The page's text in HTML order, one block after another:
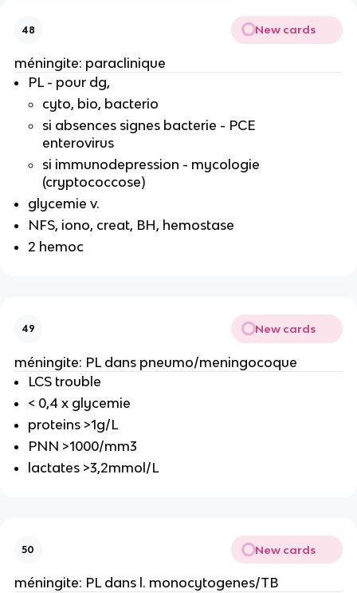
48 New cards
méningite: paraclinique
PL - pour dg,
cyto, bio, bacterio
si absences signes bacterie - PCE
enterovirus
si immunodepression - mycologie
(cryptococcose)
glycemie v.
NFS, iono, creat, BH, hemostase
2 hemoc
49 New cards
méningite: PL dans pneumo/meningocoque
LCS trouble
< 0,4 x glycemie
proteins >1g/L
PNN >1000/mm3
lactates >3,2mmol/L
50 New cards
méningite: PL dans l. monocytogenes/TB